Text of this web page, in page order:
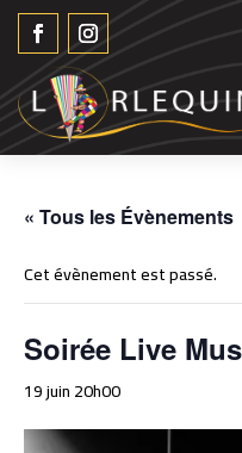
« Tous les Évènements
Cet évènement est passé.
Soirée Live
19 juin 20h00